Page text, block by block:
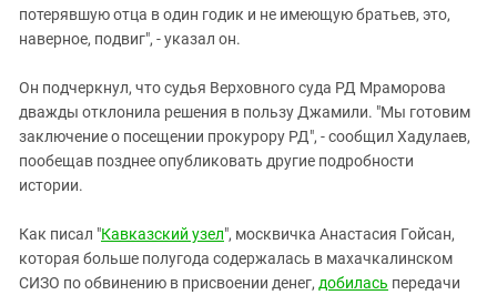
потерявшую отца в один годик и не имеющую братьев, это,
наверное, подвиг", - указал он.
Он подчеркнул, что судья Верховного суда РД Мраморова
дважды отклонила решения в пользу Джамили. "Мы готовим
заключение о посещении прокурору РД", - сообщил Хадулаев,
пообещав позднее опубликовать другие подробности
истории.
Как писал "Кавказский узел", москвичка Анастасия Гойсан,
которая больше полугода содержалась в махачкалинском
СИЗО по обвинению в присвоении денег, добилась передачи